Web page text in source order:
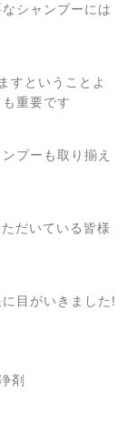
シャンプーには
すということよ
重要です
プーも取り揃え
だいている皆様
目がいきました!
剤